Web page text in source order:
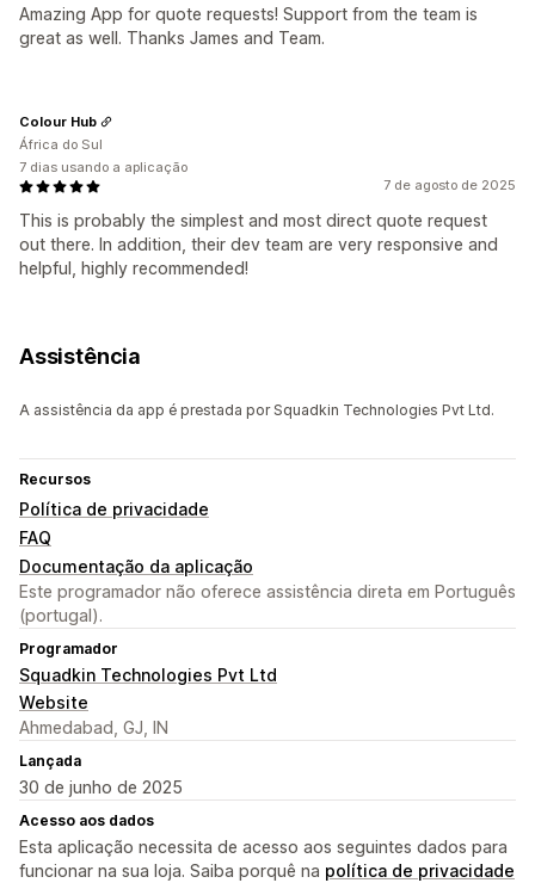
Amazing App for quote requests! Support from the team is
great as well. Thanks James and Team.
7 de agosto de 2025
This is probably the simplest and most direct quote request
out there. In addition, their dev team are very responsive and
helpful, highly recommended!
Colour Hub
África do Sul
7 dias usando a aplicação
Assistência
A assistência da app é prestada por Squadkin Technologies Pvt Ltd.
Recursos
Política de privacidade
FAQ
Documentação da aplicação
Este programador não oferece assistência direta em Português
(portugal).
Programador
Squadkin Technologies Pvt Ltd
Website
Ahmedabad, GJ, IN
Lançada
30 de junho de 2025
Acesso aos dados
Esta aplicação necessita de acesso aos seguintes dados para
funcionar na sua loja. Saiba porquê na política de privacidade